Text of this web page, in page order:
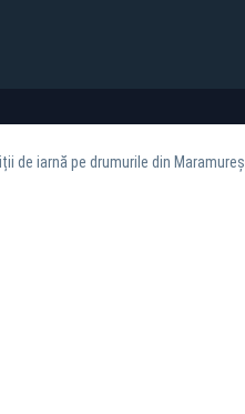
de iarnă pe drumurile din Maramureș